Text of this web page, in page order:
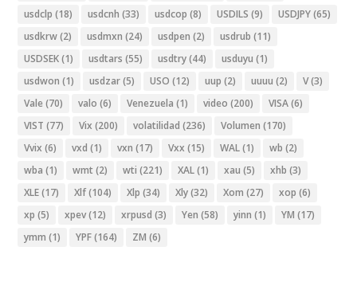
usdclp (18) usdcnh (33) usdcop (8) USDILS (9) USDJPY(65)
usdkrw(2) usdmxn (24) usdpen (2) usdrub (11)
USDSEK(1) usdtars (55) usdtry(44) usduyu (1)
usdwon (1) usdzar(5) USO (12) uup (2) uuuu (2) V(3)
Vale (70) valo (6) Venezuela (1) video (200) VISA(6)
VIST (77) Vix (200) volatilidad (236) Volumen (170)
Vvix (6) vxd (1) vxn (17) Vxx (15) WAL(1) wb (2)
wba (1) wmt (2) wti (221) XAL(1) xau (5) xhb (3)
XLE(17) Xlf(104) Xlp (34) Xly(32) Xom (27) xop (6)
xp (5) xpev(12) xrpusd (3) Yen (58) yinn (1) YM (17)
ymm (1) YPF(164) ZM (6)